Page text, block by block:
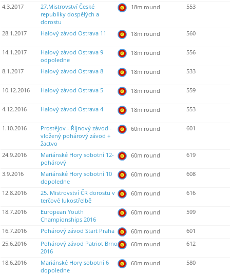
4.3.2017
27.Mistrovství České
republiky dospělých a
dorostu
18m round 553
28.1.2017 Halový závod Ostrava 11 18m round 560
14.1.2017
Halový závod Ostrava 9
odpoledne
18m round 556
8.1.2017 Halový závod Ostrava 8 18m round 533
10.12.2016 Halový závod Ostrava 5 18m round 559
4.12.2016 Halový závod Ostrava 4 18m round 553
1.10.2016
Prostějov - Říjnový závod -
vložený pohárový závod +
žactvo
60m round 601
24.9.2016
Mariánské Hory sobotní 12-
pohárový
60m round 619
3.9.2016
Mariánské Hory sobotní 10
dopoledne
60m round 608
12.8.2016
25. Mistrovství ČR dorostu v
terčové lukostřelbě
60m round 616
18.7.2016
European Youth
Championships 2016
60m round 599
16.7.2016 Pohárový závod Start Praha 60m round
601
25.6.2016
Pohárový závod Patriot Brno
2016
60m round 612
18.6.2016
Mariánské Hory sobotní 6
dopoledne
60m round 580